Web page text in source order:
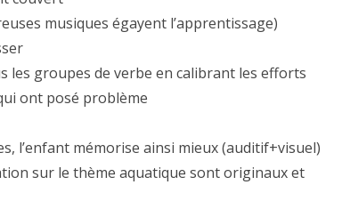
musiques égayent l’apprentissage)
groupes de verbe en calibrant les efforts
ont posé problème
l’enfant mémorise ainsi mieux (auditif+visuel)
sur le thème aquatique sont originaux et